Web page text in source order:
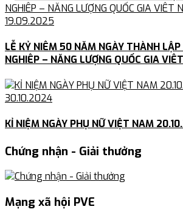
19.09.2025
LỄ KỶ NIÊM 50 NĂM NGÀY THÀNH
NGHIÊP – NĂNG LƯỢNG QUỐC GIA
30.10.2024
KỈ NIỆM NGÀY PHỤ NỮ VIỆT NAM
Chứng nhận - Giải thưởng
Mạng xã hội PVE